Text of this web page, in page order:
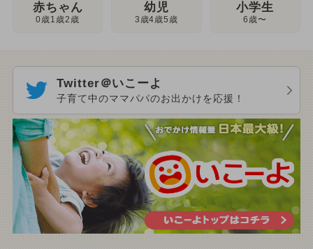
赤ちゃん
0歳1歳2歳
幼児
3歳4歳5歳
小学生
6歳〜
Twitter＠いこーよ
子育て中のママパパのお出かけを応援！